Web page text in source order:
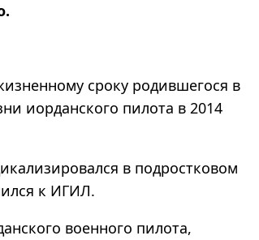
сроку родившегося в
иорданского пилота в 2014
в подростковом
к ИГИЛ.
военного пилота,